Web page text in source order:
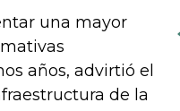
una mayor
años, advirtió el
de la